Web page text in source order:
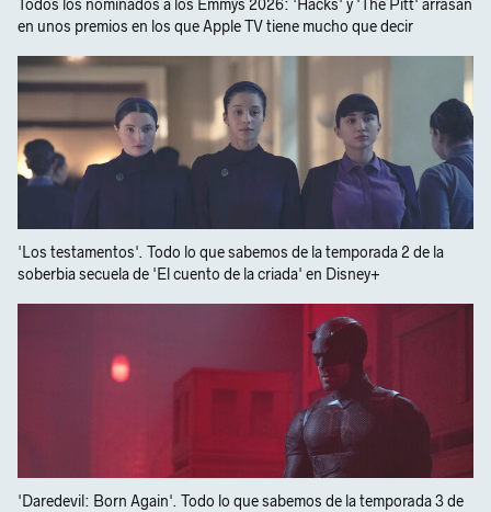
Todos los nominados a los Emmys 2026: 'Hacks' y 'The Pitt' arrasan
en unos premios en los que Apple TV tiene mucho que decir
'Los testamentos'. Todo lo que sabemos de la temporada 2 de la
soberbia secuela de 'El cuento de la criada' en Disney+
'Daredevil: Born Again'. Todo lo que sabemos de la temporada 3 de